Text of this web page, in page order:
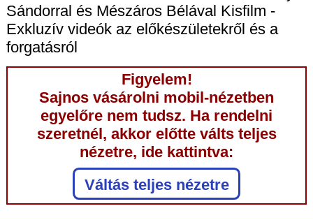
Sándorral és Mészáros Bélával Kisfilm -
Exkluzív videók az előkészületekről és a
forgatásról
Figyelem!
Sajnos vásárolni mobil-nézetben
egyelőre nem tudsz. Ha rendelni
szeretnél, akkor előtte válts teljes
nézetre, ide kattintva:
Váltás teljes nézetre